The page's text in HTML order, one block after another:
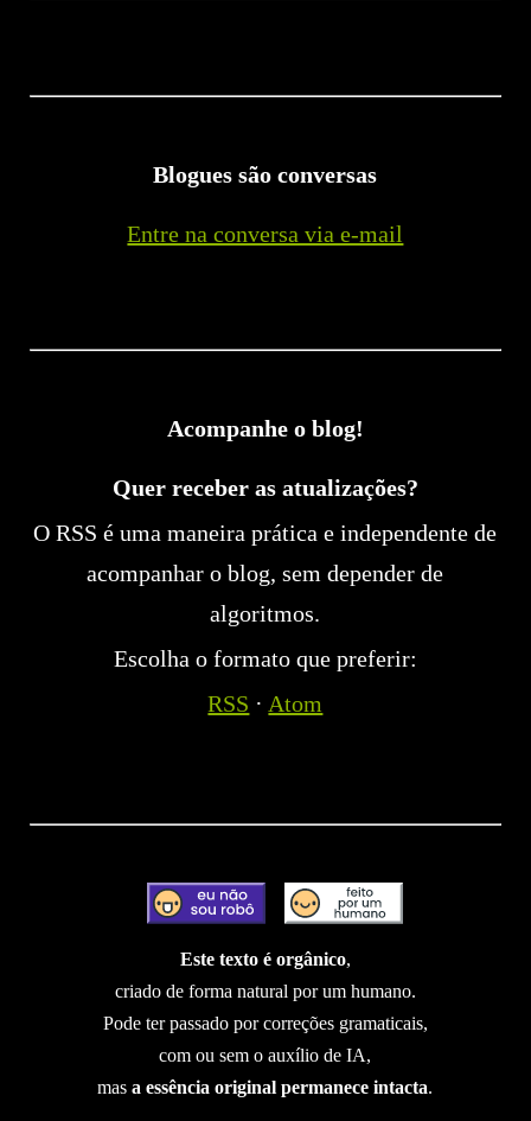
Blogues são conversas
Entre na conversa via e-mail
Acompanhe o blog!
Quer receber as atualizações?
O RSS é uma maneira prática e independente de
acompanhar o blog, sem depender de
algoritmos.
Escolha o formato que preferir:
RSS · Atom
Este texto é orgânico,
criado de forma natural por um humano.
Pode ter passado por correções gramaticais,
com ou sem o auxílio de IA,
masa essência original permanece intacta.